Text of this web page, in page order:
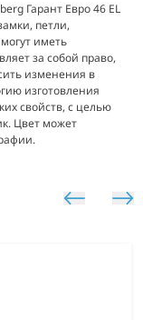
Гарант Евро 46 EL
петли,
иметь
за собой право,
изменения в
изготовления
свойств, с целью
Цвет может